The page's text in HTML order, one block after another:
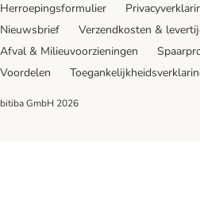
Herroepingsformulier
Nieuwsbrief
Verzendkosten &
Afval & Milieuvoorzieningen
Voordelen
bitiba GmbH 2026